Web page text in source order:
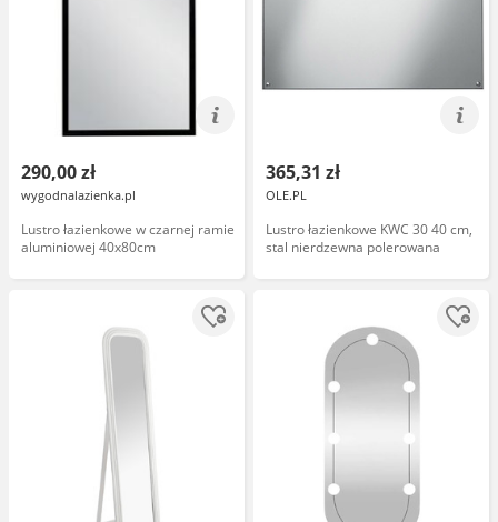
290,00 zł
wygodnalazienka.pl
Lustro łazienkowe w czarnej ramie
aluminiowej 40x80cm
365,31 zł
OLE.PL
Lustro łazienkowe KWC 30 40 cm,
stal nierdzewna polerowana